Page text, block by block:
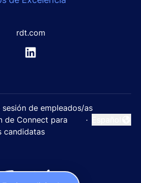
rdt.com
sesión de empleados/as
de Connect para
candidatas
·
Cambiar